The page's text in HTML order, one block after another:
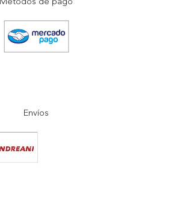
Métodos de pago
Envíos